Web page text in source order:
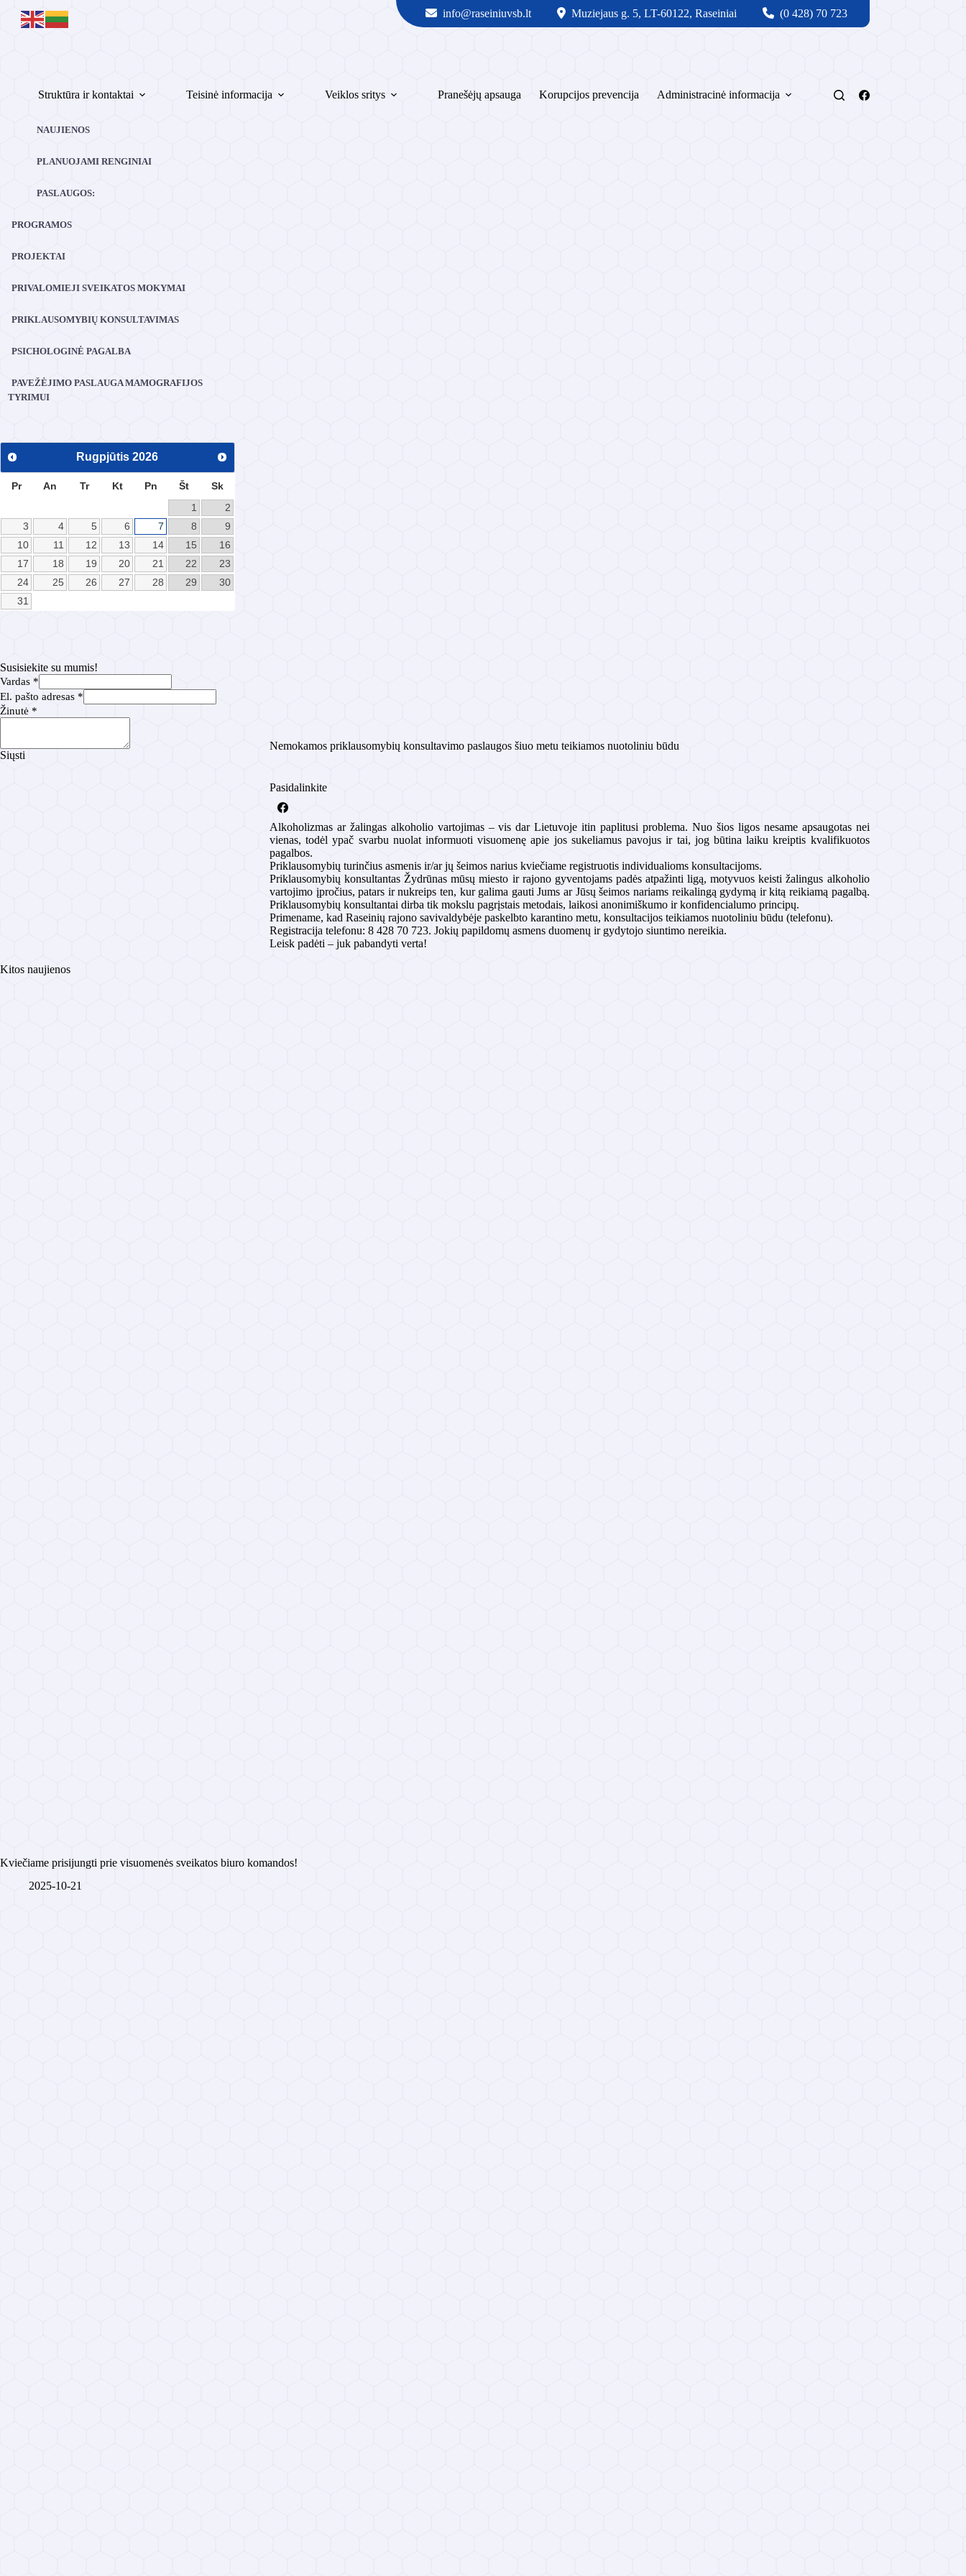
content
info@raseiniuvsb.lt Muziejaus g. 5, LT-60122, Raseiniai (0 428) 70 723
Struktūra ir kontaktai Teisinė informacija Veiklos sritys Pranešėjų apsauga Korupcijos prevencija Administracinė informacija Svetainės medis
Nemokamos priklausomybių konsultavimo paslaugos šiuo metu teikiamos nuotoliniu būdu
Pasidalinkite
Alkoholizmas ar žalingas alkoholio vartojimas – vis dar Lietuvoje itin paplitusi problema. Nuo šios ligos nesame apsaugotas nei
vienas, todėl ypač svarbu nuolat informuoti visuomenę apie jos sukeliamus pavojus ir tai, jog būtina laiku kreiptis kvalifikuotos
pagalbos.
Priklausomybių turinčius asmenis ir/ar jų šeimos narius kviečiame registruotis individualioms konsultacijoms.
Priklausomybių konsultantas Žydrūnas mūsų miesto ir rajono gyventojams padės atpažinti ligą, motyvuos keisti žalingus alkoholio
vartojimo įpročius, patars ir nukreips ten, kur galima gauti Jums ar Jūsų šeimos nariams reikalingą gydymą ir kitą reikiamą pagalbą.
Priklausomybių konsultantai dirba tik mokslu pagrįstais metodais, laikosi anonimiškumo ir konfidencialumo principų.
Primename, kad Raseinių rajono savivaldybėje paskelbto karantino metu, konsultacijos teikiamos nuotoliniu būdu (telefonu).
Registracija telefonu: 8 428 70 723. Jokių papildomų asmens duomenų ir gydytojo siuntimo nereikia.
Leisk padėti – juk pabandyti verta!
NAUJIENOS
PLANUOJAMI RENGINIAI
PASLAUGOS:
PROGRAMOS
PROJEKTAI
PRIVALOMIEJI SVEIKATOS MOKYMAI
PRIKLAUSOMYBIŲ KONSULTAVIMAS
PSICHOLOGINĖ PAGALBA
PAVEŽĖJIMO PASLAUGA MAMOGRAFIJOS
TYRIMUI
Rugpjūtis 2026
Pr An Tr Kt Pn Št
Sk
1
2
3
4 5 6 7 8
9
10
11 12 13 14 15
16
17
18 19 20 21 22
23
24
25 26 27 28 29
30
31
Susisiekite su mumis!
a
d
r
e
s
Vardas *
El. pašto adresas *
Žinutė *
Siųsti
Kitos naujienos
Kviečiame prisijungti prie visuomenės sveikatos biuro komandos!
2025-10-21